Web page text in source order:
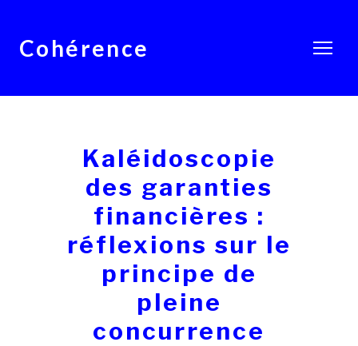
Cohérence
Kaléidoscopie
des garanties
financières :
réflexions sur le
principe de
pleine
concurrence